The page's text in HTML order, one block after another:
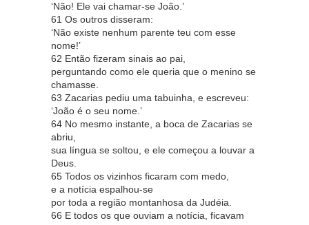
‘Não! Ele vai chamar-se João.’
61 Os outros disseram:
‘Não existe nenhum parente teu com esse
nome!’
62 Então fizeram sinais ao pai,
perguntando como ele queria que o menino se
chamasse.
63 Zacarias pediu uma tabuinha, e escreveu:
‘João é o seu nome.’
64 No mesmo instante, a boca de Zacarias se
abriu,
sua língua se soltou, e ele começou a louvar a
Deus.
65 Todos os vizinhos ficaram com medo,
e a notícia espalhou-se
por toda a região montanhosa da Judéia.
66 E todos os que ouviam a notícia, ficavam